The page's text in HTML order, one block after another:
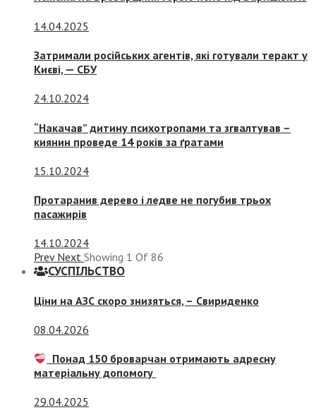
14.04.2025
Затримали російських агентів, які готували теракт у
Києві, — СБУ
24.10.2024
“Накачав” дитину психотропами та згвалтував –
киянин проведе 14 років за ґратами
15.10.2024
Протаранив дерево і ледве не погубив трьох
пасажирів
14.10.2024
Prev Next Showing 1 Of 86
СУСПIЛЬСТВО
Ціни на АЗС скоро знизяться, – Свириденко
08.04.2026
Понад 150 броварчан отримають адресну
матеріальну допомогу
29.04.2025